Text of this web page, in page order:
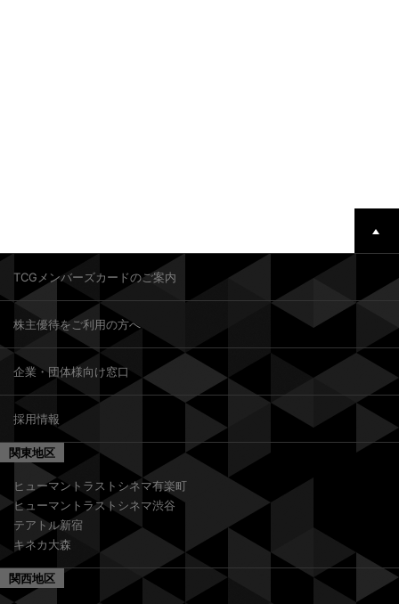
TCGメンバーズカードのご案内
株主優待をご利用の方へ
企業・団体様向け窓口
採用情報
関東地区
ヒューマントラストシネマ有楽町
ヒューマントラストシネマ渋谷
テアトル新宿
キネカ大森
関西地区